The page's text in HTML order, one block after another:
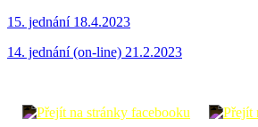
15. jednání 18.4.2023
14. jednání (on-line) 21.2.2023